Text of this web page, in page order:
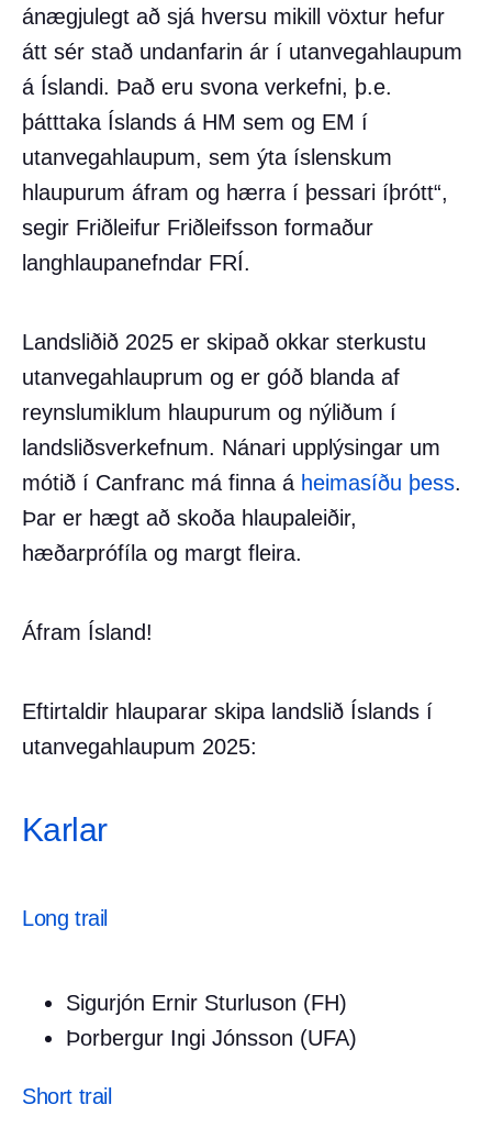
ánægjulegt að sjá hversu mikill vöxtur hefur
átt sér stað undanfarin ár í utanvegahlaupum
á Íslandi. Það eru svona verkefni, þ.e.
þátttaka Íslands á HM sem og EM í
utanvegahlaupum, sem ýta íslenskum
hlaupurum áfram og hærra í þessari íþrótt“,
segir Friðleifur Friðleifsson formaður
langhlaupanefndar FRÍ.
Landsliðið 2025 er skipað okkar sterkustu
utanvegahlauprum og er góð blanda af
reynslumiklum hlaupurum og nýliðum í
landsliðsverkefnum. Nánari upplýsingar um
mótið í Canfranc má finna á heimasíðu þess.
Þar er hægt að skoða hlaupaleiðir,
hæðarprófíla og margt fleira.
Áfram Ísland!
Eftirtaldir hlauparar skipa landslið Íslands í
utanvegahlaupum 2025:
Karlar
Long trail
Sigurjón Ernir Sturluson (FH)
Þorbergur Ingi Jónsson (UFA)
Short trail